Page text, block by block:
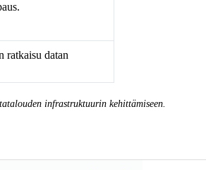
ratkaisu datan
infrastruktuurin kehittämiseen.